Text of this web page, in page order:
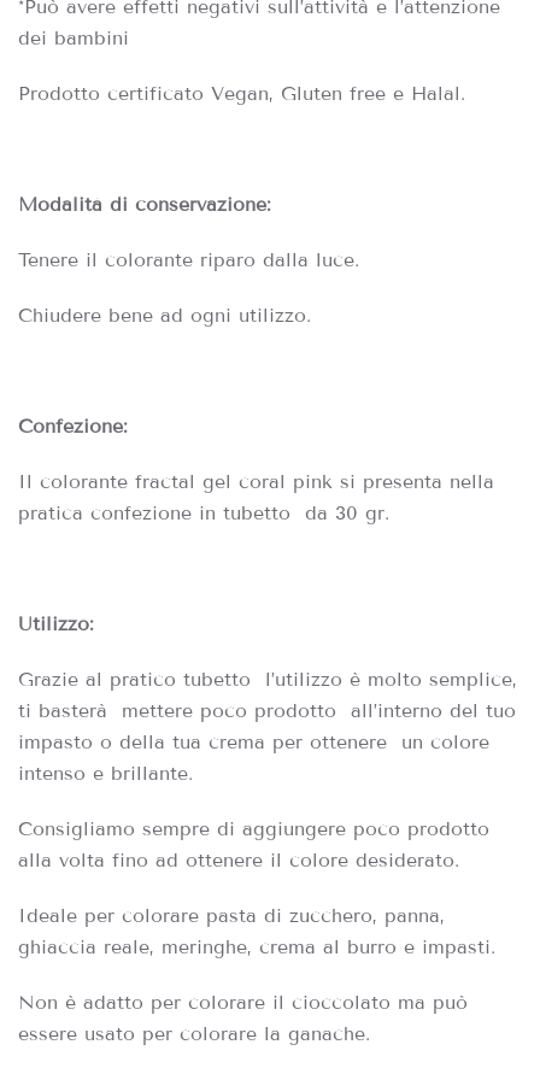
*Può avere effetti negativi sull’attività e l’attenzione
dei bambini
Prodotto certificato Vegan, Gluten free e Halal.
Modalità di conservazione:
Tenere il colorante riparo dalla luce.
Chiudere bene ad ogni utilizzo.
Confezione:
Il colorante fractal gel coral pink si presenta nella
pratica confezione in tubetto da 30 gr.
Utilizzo:
Grazie al pratico tubetto l’utilizzo è molto semplice,
ti basterà mettere poco prodotto all’interno del tuo
impasto o della tua crema per ottenere un colore
intenso e brillante.
Consigliamo sempre di aggiungere poco prodotto
alla volta fino ad ottenere il colore desiderato.
Ideale per colorare pasta di zucchero, panna,
ghiaccia reale, meringhe, crema al burro e impasti.
Non è adatto per colorare il cioccolato ma può
essere usato per colorare la ganache.